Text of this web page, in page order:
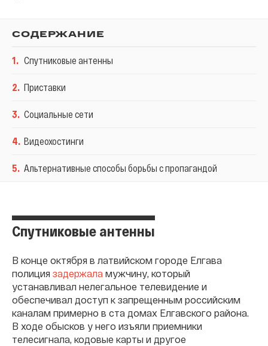
СОДЕРЖАНИЕ
1. Спутниковые антенны
2. Приставки
3. Социальные сети
4. Видеохостинги
5. Альтернативные способы борьбы с пропагандой
Спутниковые антенны
В конце октября в латвийском городе Елгава
полиция задержала мужчину, который
устанавливал нелегальное телевидение и
обеспечивал доступ к запрещенным российским
каналам примерно в ста домах Елгавского района.
В ходе обысков у него изъяли приемники
телесигнала, кодовые карты и другое